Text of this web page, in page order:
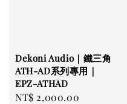
Dekoni Audio｜鐵三角
ATH-AD系列專用｜
EPZ-ATHAD
Regular
NT$ 2,000.00